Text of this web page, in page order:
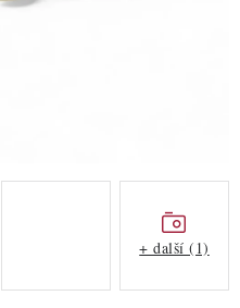
Obchodní podmínky
+ další (1)